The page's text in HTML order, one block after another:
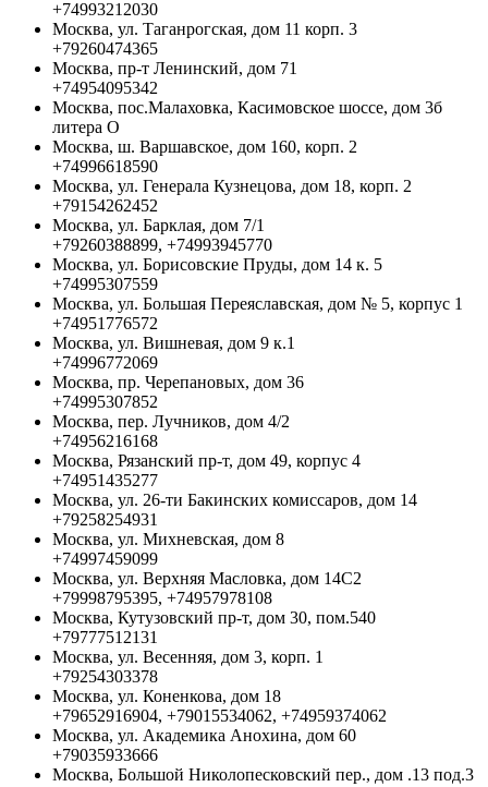
+74993212030
Москва, ул. Таганрогская, дом 11 корп. 3
+79260474365
Москва, пр-т Ленинский, дом 71
+74954095342
Москва, пос.Малаховка, Касимовское шоссе, дом 3б
литера О
Москва, ш. Варшавское, дом 160, корп. 2
+74996618590
Москва, ул. Генерала Кузнецова, дом 18, корп. 2
+79154262452
Москва, ул. Барклая, дом 7/1
+79260388899, +74993945770
Москва, ул. Борисовские Пруды, дом 14 к. 5
+74995307559
Москва, ул. Большая Переяславская, дом № 5, корпус 1
+74951776572
Москва, ул. Вишневая, дом 9 к.1
+74996772069
Москва, пр. Черепановых, дом 36
+74995307852
Москва, пер. Лучников, дом 4/2
+74956216168
Москва, Рязанский пр-т, дом 49, корпус 4
+74951435277
Москва, ул. 26-ти Бакинских комиссаров, дом 14
+79258254931
Москва, ул. Михневская, дом 8
+74997459099
Москва, ул. Верхняя Масловка, дом 14С2
+79998795395, +74957978108
Москва, Кутузовский пр-т, дом 30, пом.540
+79777512131
Москва, ул. Весенняя, дом 3, корп. 1
+79254303378
Москва, ул. Коненкова, дом 18
+79652916904, +79015534062, +74959374062
Москва, ул. Академика Анохина, дом 60
+79035933666
Москва, Большой Николопесковский пер., дом .13 под.3